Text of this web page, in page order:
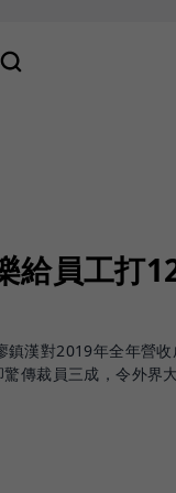
給員工打
鎮漢對2019年全年營
傳裁員三成，令外界大